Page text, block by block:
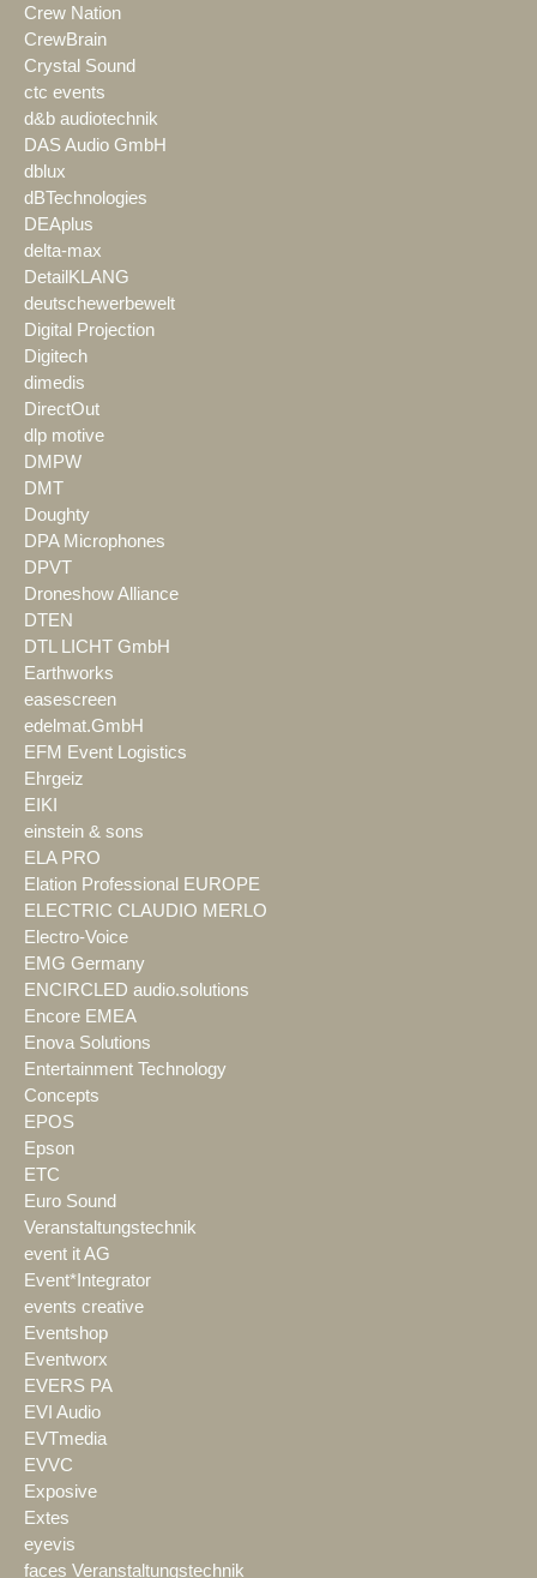
Crew Nation
CrewBrain
Crystal Sound
ctc events
d&b audiotechnik
DAS Audio GmbH
dblux
dBTechnologies
DEAplus
delta-max
DetailKLANG
deutschewerbewelt
Digital Projection
Digitech
dimedis
DirectOut
dlp motive
DMPW
DMT
Doughty
DPA Microphones
DPVT
Droneshow Alliance
DTEN
DTL LICHT GmbH
Earthworks
easescreen
edelmat.GmbH
EFM Event Logistics
Ehrgeiz
EIKI
einstein & sons
ELA PRO
Elation Professional EUROPE
ELECTRIC CLAUDIO MERLO
Electro-Voice
EMG Germany
ENCIRCLED audio.solutions
Encore EMEA
Enova Solutions
Entertainment Technology
Concepts
EPOS
Epson
ETC
Euro Sound
Veranstaltungstechnik
event it AG
Event*Integrator
events creative
Eventshop
Eventworx
EVERS PA
EVI Audio
EVTmedia
EVVC
Exposive
Extes
eyevis
faces Veranstaltungstechnik